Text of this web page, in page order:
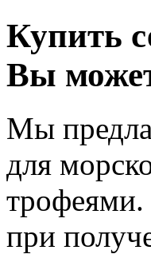
Купить
Вы
Мы
для
при